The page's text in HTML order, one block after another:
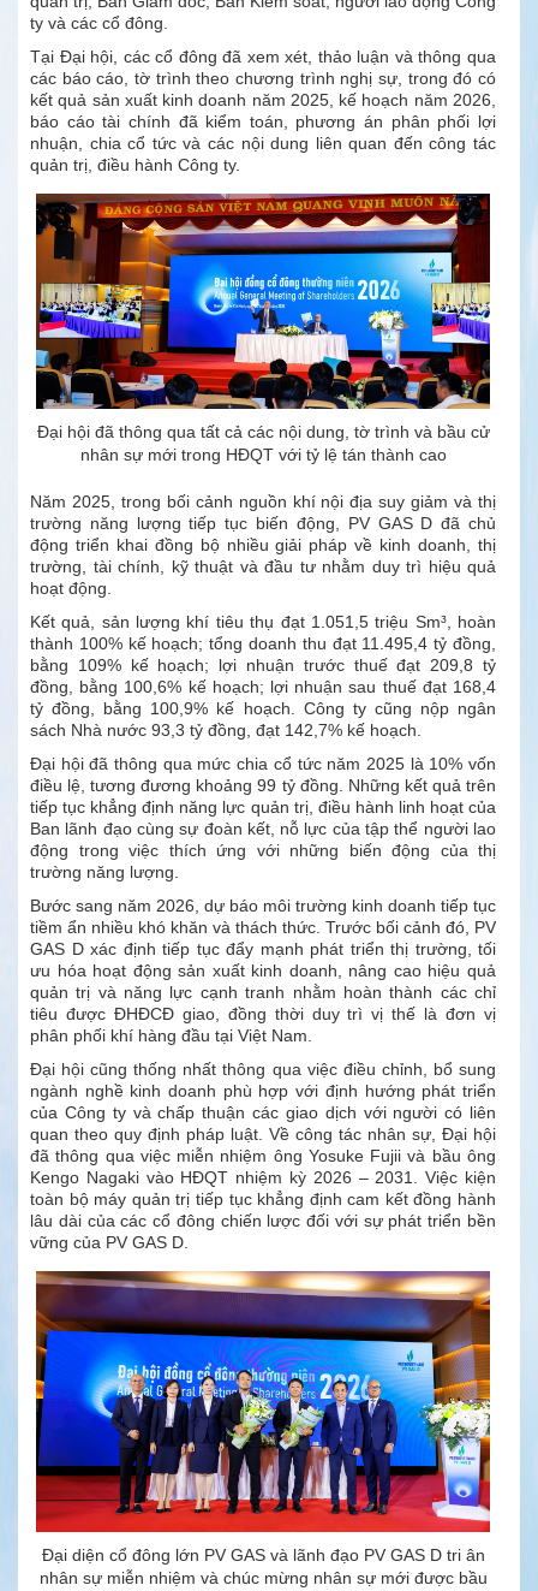
ty và các cổ đông.
Tại Đại hội, các cổ đông đã xem xét, thảo luận và thông qua
các báo cáo, tờ trình theo chương trình nghị sự, trong đó có
kết quả sản xuất kinh doanh năm 2025, kế hoạch năm 2026,
báo cáo tài chính đã kiểm toán, phương án phân phối lợi
nhuận, chia cổ tức và các nội dung liên quan đến công tác
quản trị, điều hành Công ty.
Đại hội đã thông qua tất cả các nội dung, tờ trình và bầu cử
nhân sự mới trong HĐQT với tỷ lệ tán thành cao
Năm 2025, trong bối cảnh nguồn khí nội địa suy giảm và thị
trường năng lượng tiếp tục biến động, PV GAS D đã chủ
động triển khai đồng bộ nhiều giải pháp về kinh doanh, thị
trường, tài chính, kỹ thuật và đầu tư nhằm duy trì hiệu quả
hoạt động.
Kết quả, sản lượng khí tiêu thụ đạt 1.051,5 triệu Sm³, hoàn
thành 100% kế hoạch; tổng doanh thu đạt 11.495,4 tỷ đồng,
bằng 109% kế hoạch; lợi nhuận trước thuế đạt 209,8 tỷ
đồng, bằng 100,6% kế hoạch; lợi nhuận sau thuế đạt 168,4
tỷ đồng, bằng 100,9% kế hoạch. Công ty cũng nộp ngân
sách Nhà nước 93,3 tỷ đồng, đạt 142,7% kế hoạch.
Đại hội đã thông qua mức chia cổ tức năm 2025 là 10% vốn
điều lệ, tương đương khoảng 99 tỷ đồng. Những kết quả trên
tiếp tục khẳng định năng lực quản trị, điều hành linh hoạt của
Ban lãnh đạo cùng sự đoàn kết, nỗ lực của tập thể người lao
động trong việc thích ứng với những biến động của thị
trường năng lượng.
Bước sang năm 2026, dự báo môi trường kinh doanh tiếp tục
tiềm ẩn nhiều khó khăn và thách thức. Trước bối cảnh đó, PV
GAS D xác định tiếp tục đẩy mạnh phát triển thị trường, tối
ưu hóa hoạt động sản xuất kinh doanh, nâng cao hiệu quả
quản trị và năng lực cạnh tranh nhằm hoàn thành các chỉ
tiêu được ĐHĐCĐ giao, đồng thời duy trì vị thế là đơn vị
phân phối khí hàng đầu tại Việt Nam.
Đại hội cũng thống nhất thông qua việc điều chỉnh, bổ sung
ngành nghề kinh doanh phù hợp với định hướng phát triển
của Công ty và chấp thuận các giao dịch với người có liên
quan theo quy định pháp luật. Về công tác nhân sự, Đại hội
đã thông qua việc miễn nhiệm ông Yosuke Fujii và bầu ông
Kengo Nagaki vào HĐQT nhiệm kỳ 2026 – 2031. Việc kiện
toàn bộ máy quản trị tiếp tục khẳng định cam kết đồng hành
lâu dài của các cổ đông chiến lược đối với sự phát triển bền
vững của PV GAS D.
Đại diện cổ đông lớn PV GAS và lãnh đạo PV GAS D tri ân
nhân sự miễn nhiệm và chúc mừng nhân sự mới được bầu